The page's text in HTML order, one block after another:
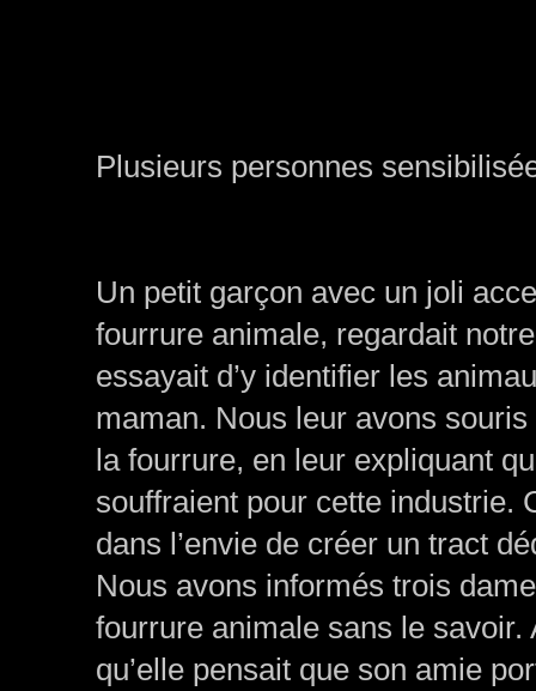
Plusieurs personnes
Un petit garçon avec un joli
fourrure animale, regardait
essayait d’y identifier les
maman. Nous leur avons
la fourrure, en leur expliquant
souffraient pour cette industrie.
dans l’envie de créer un tract
Nous avons informés trois
fourrure animale sans le savoir.
qu’elle pensait que son amie